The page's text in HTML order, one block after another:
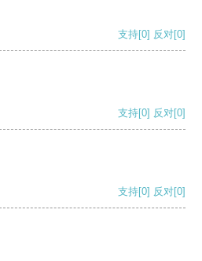
支持[0] 反对[0]
支持[0] 反对[0]
支持[0] 反对[0]